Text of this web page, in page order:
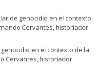
de genocidio en el contexto
Cervantes, historiador
en el contexto de la
Cervantes, historiador